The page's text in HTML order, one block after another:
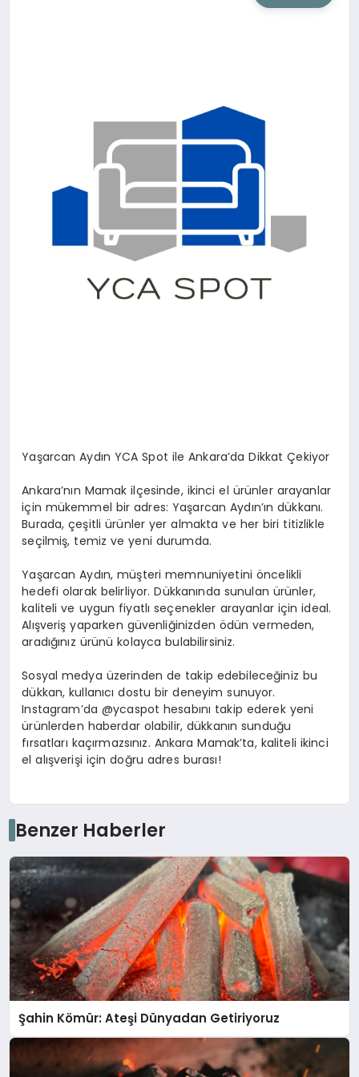
Yaşarcan Aydın YCA Spot ile Ankara’da Dikkat Çekiyor
Ankara’nın Mamak ilçesinde, ikinci el ürünler arayanlar
için mükemmel bir adres: Yaşarcan Aydın’ın dükkanı.
Burada, çeşitli ürünler yer almakta ve her biri titizlikle
seçilmiş, temiz ve yeni durumda.
Yaşarcan Aydın, müşteri memnuniyetini öncelikli
hedefi olarak belirliyor. Dükkanında sunulan ürünler,
kaliteli ve uygun fiyatlı seçenekler arayanlar için ideal.
Alışveriş yaparken güvenliğinizden ödün vermeden,
aradığınız ürünü kolayca bulabilirsiniz.
Sosyal medya üzerinden de takip edebileceğiniz bu
dükkan, kullanıcı dostu bir deneyim sunuyor.
Instagram’da @ycaspot hesabını takip ederek yeni
ürünlerden haberdar olabilir, dükkanın sunduğu
fırsatları kaçırmazsınız. Ankara Mamak’ta, kaliteli ikinci
el alışverişi için doğru adres burası!
Benzer Haberler
Şahin Kömür: Ateşi Dünyadan Getiriyoruz